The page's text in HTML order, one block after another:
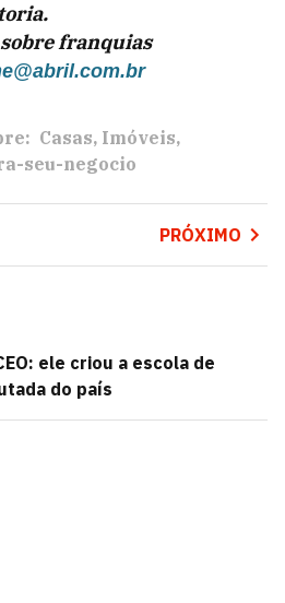
franquias
Casas Imóveis
seu-negocio
PRÓXIMO
ele criou a escola de
do país